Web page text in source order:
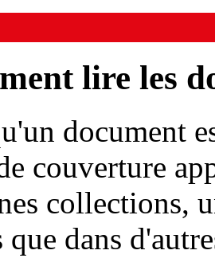
lire les
document
couverture
collections,
que dans